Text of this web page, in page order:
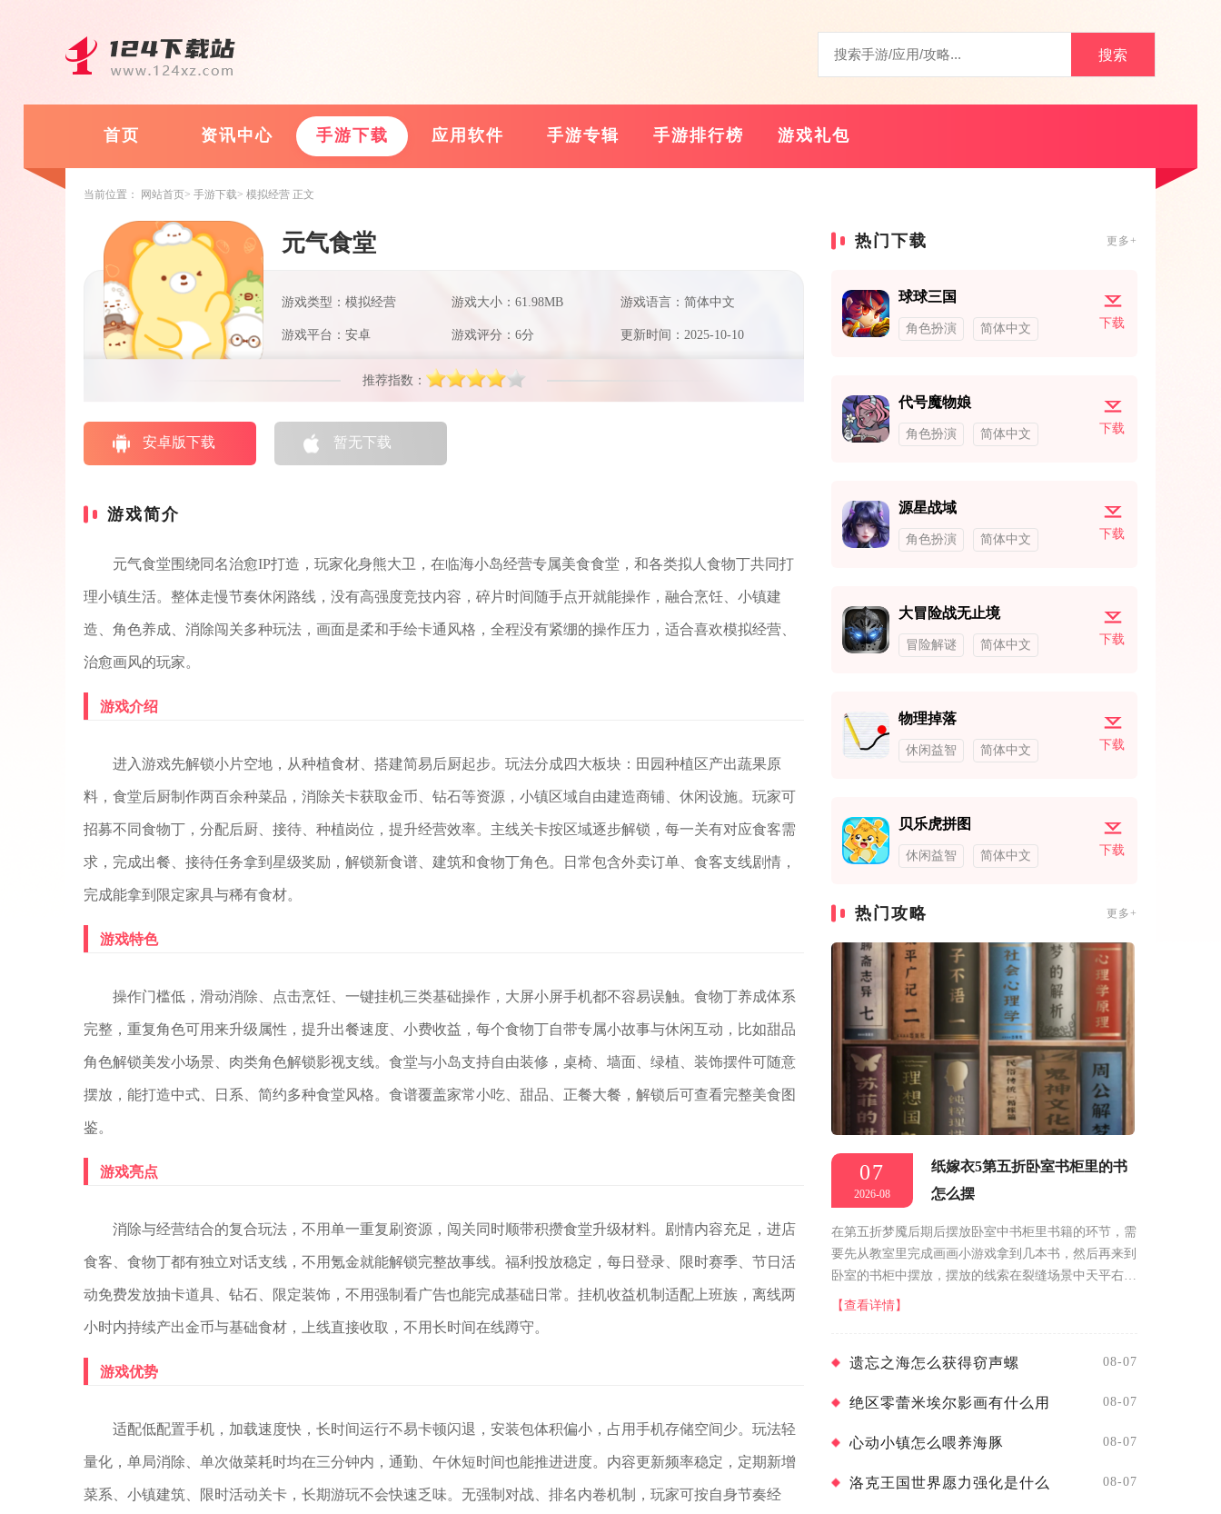
搜索
首页 资讯中心 手游下载 应用软件 手游专辑 手游排行榜 游戏礼包
当前位置： 网站首页 手游下载 模拟经营 正文
元气食堂
游戏类型：模拟经营 游戏大小：61.98MB 游戏语言：简体中文
游戏平台：安卓 游戏评分：6分 更新时间：2025-10-10
推荐指数：
安卓版下载 暂无下载
游戏简介
元气食堂围绕同名治愈IP打造，玩家化身熊大卫，在临海小岛经营专属美食食堂，和各类拟人食物丁共同打
理小镇生活。整体走慢节奏休闲路线，没有高强度竞技内容，碎片时间随手点开就能操作，融合烹饪、小镇建
造、角色养成、消除闯关多种玩法，画面是柔和手绘卡通风格，全程没有紧绷的操作压力，适合喜欢模拟经营、
治愈画风的玩家。
游戏介绍
进入游戏先解锁小片空地，从种植食材、搭建简易后厨起步。玩法分成四大板块：田园种植区产出蔬果原
料，食堂后厨制作两百余种菜品，消除关卡获取金币、钻石等资源，小镇区域自由建造商铺、休闲设施。玩家可
招募不同食物丁，分配后厨、接待、种植岗位，提升经营效率。主线关卡按区域逐步解锁，每一关有对应食客需
求，完成出餐、接待任务拿到星级奖励，解锁新食谱、建筑和食物丁角色。日常包含外卖订单、食客支线剧情，
完成能拿到限定家具与稀有食材。
游戏特色
操作门槛低，滑动消除、点击烹饪、一键挂机三类基础操作，大屏小屏手机都不容易误触。食物丁养成体系
完整，重复角色可用来升级属性，提升出餐速度、小费收益，每个食物丁自带专属小故事与休闲互动，比如甜品
角色解锁美发小场景、肉类角色解锁影视支线。食堂与小岛支持自由装修，桌椅、墙面、绿植、装饰摆件可随意
摆放，能打造中式、日系、简约多种食堂风格。食谱覆盖家常小吃、甜品、正餐大餐，解锁后可查看完整美食图
鉴。
游戏亮点
消除与经营结合的复合玩法，不用单一重复刷资源，闯关同时顺带积攒食堂升级材料。剧情内容充足，进店
食客、食物丁都有独立对话支线，不用氪金就能解锁完整故事线。福利投放稳定，每日登录、限时赛季、节日活
动免费发放抽卡道具、钻石、限定装饰，不用强制看广告也能完成基础日常。挂机收益机制适配上班族，离线两
小时内持续产出金币与基础食材，上线直接收取，不用长时间在线蹲守。
游戏优势
适配低配置手机，加载速度快，长时间运行不易卡顿闪退，安装包体积偏小，占用手机存储空间少。玩法轻
量化，单局消除、单次做菜耗时均在三分钟内，通勤、午休短时间也能推进进度。内容更新频率稳定，定期新增
菜系、小镇建筑、限时活动关卡，长期游玩不会快速乏味。无强制对战、排名内卷机制，玩家可按自身节奏经
热门下载 更多+
球球三国
角色扮演 简体中文 下载
代号魔物娘
角色扮演 简体中文 下载
源星战域
角色扮演 简体中文 下载
大冒险战无止境
冒险解谜 简体中文 下载
物理掉落
休闲益智 简体中文 下载
贝乐虎拼图
休闲益智 简体中文 下载
热门攻略 更多+
07
2026-08
纸嫁衣5第五折卧室书柜里的书
怎么摆
在第五折梦魇后期后摆放卧室中书柜里书籍的环节，需
要先从教室里完成画画小游戏拿到几本书，然后再来到
卧室的书柜中摆放，摆放的线索在裂缝场景中天平右边
的柜子上，在柜子里可以看到六个格子中每个格子对应
【查看详情】
遗忘之海怎么获得窃声螺 08-07
绝区零蕾米埃尔影画有什么用 08-07
心动小镇怎么喂养海豚 08-07
洛克王国世界愿力强化是什么 08-07